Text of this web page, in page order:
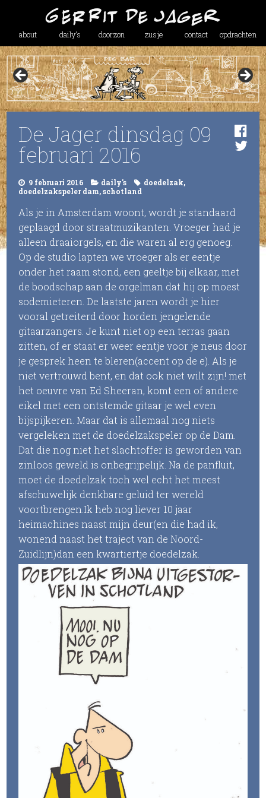
about daily’s doorzon zusje contact opdrachten
De Jager dinsdag 09
februari 2016
9 februari 2016 daily's doedelzak,
doedelzakspeler dam,schotland
Als je in Amsterdam woont, wordt je standaard
geplaagd door straatmuzikanten. Vroeger had je
alleen draaiorgels, en die waren al erg genoeg.
Op de studio lapten we vroeger als er eentje
onder het raam stond, een geeltje bij elkaar, met
de boodschap aan de orgelman dat hij op moest
sodemieteren. De laatste jaren wordt je hier
vooral getreiterd door horden jengelende
gitaarzangers. Je kunt niet op een terras gaan
zitten, of er staat er weer eentje voor je neus door
je gesprek heen te bleren(accent op de e). Als je
niet vertrouwd bent, en dat ook niet wilt zijn! met
het oeuvre van Ed Sheeran, komt een of andere
eikel met een ontstemde gitaar je wel even
bijspijkeren. Maar dat is allemaal nog niets
vergeleken met de doedelzakspeler op de Dam.
Dat die nog niet het slachtoffer is geworden van
zinloos geweld is onbegrijpelijk. Na de panfluit,
moet de doedelzak toch wel echt het meest
afschuwelijk denkbare geluid ter wereld
voortbrengen.Ik heb nog liever 10 jaar
heimachines naast mijn deur(en die had ik,
wonend naast het traject van de Noord-
Zuidlijn)dan een kwartiertje doedelzak.